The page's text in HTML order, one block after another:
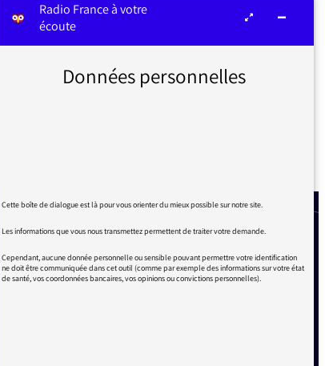
Radio France à votre
écoute
Données personnelles
Cette boîte de dialogue est là pour vous orienter du mieux possible sur notre site.
Les informations que vous nous transmettez permettent de traiter votre demande.
Cependant, aucune donnée personnelle ou sensible pouvant permettre votre identification
ne doit être communiquée dans cet outil (comme par exemple des informations sur votre état
de santé, vos coordonnées bancaires, vos opinions ou convictions personnelles).